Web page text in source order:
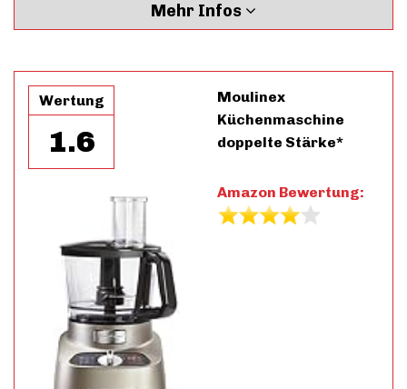
Mehr Infos
Wertung
1.6
Moulinex
Küchenmaschine
doppelte Stärke*
Amazon Bewertung: